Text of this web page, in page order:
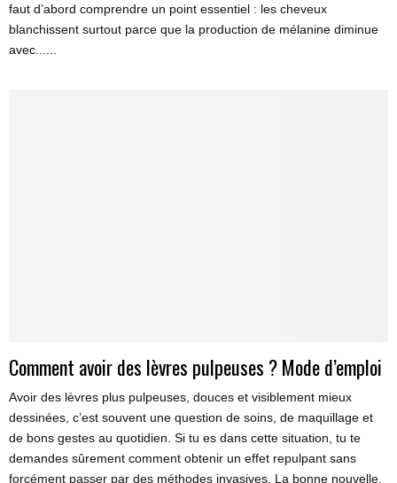
faut d’abord comprendre un point essentiel : les cheveux
blanchissent surtout parce que la production de mélanine diminue
avec......
Comment avoir des lèvres pulpeuses ? Mode d’emploi
Avoir des lèvres plus pulpeuses, douces et visiblement mieux
dessinées, c’est souvent une question de soins, de maquillage et
de bons gestes au quotidien. Si tu es dans cette situation, tu te
demandes sûrement comment obtenir un effet repulpant sans
forcément passer par des méthodes invasives. La bonne nouvelle,